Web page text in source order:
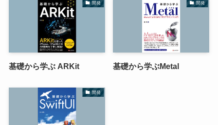
開発
基礎から学ぶ ARKit
開発
基礎から学ぶMetal
開発